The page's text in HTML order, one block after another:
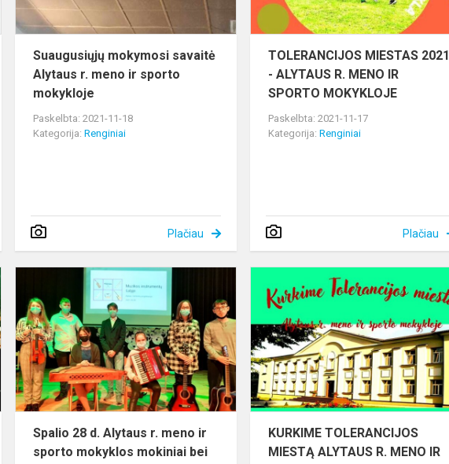
sporto
moky...
Suaugusiųjų mokymosi savaitė
Alytaus r. meno ir sporto
mokykloje
Paskelbta: 2021-11-18
Kategorija:Renginiai
Plačiau
TOLERANCIJOS MIESTAS 2021
- ALYTAUS R. MENO IR
SPORTO MOKYKLOJE
Paskelbta: 2021-11-17
Kategorija:Renginiai
Plačiau
IMPROVIZUOTA
MUZIKINĖ
PASAKA
Alytaus
meno
ir
sporto
mokyklos
mokiniai
Spalio 28 d. Alytaus r. meno ir
sporto mokyklos mokiniai bei
KURKIME TOLERANCIJOS
MIESTĄ ALYTAUS R. MENO IR